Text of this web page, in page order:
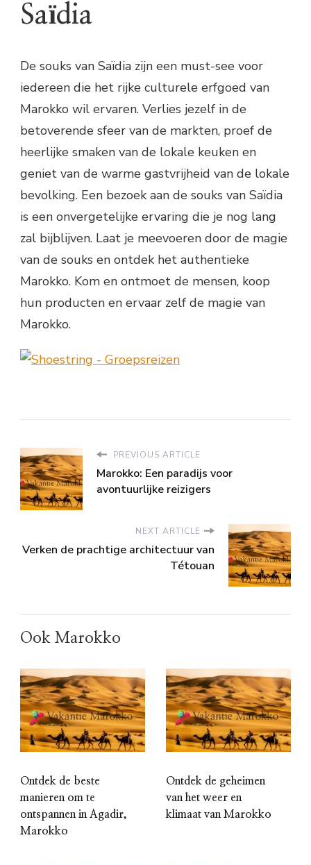
Saïdia
De souks van Saïdia zijn een must-see voor
iedereen die het rijke culturele erfgoed van
Marokko wil ervaren. Verlies jezelf in de
betoverende sfeer van de markten, proef de
heerlijke smaken van de lokale keuken en
geniet van de warme gastvrijheid van de lokale
bevolking. Een bezoek aan de souks van Saïdia
is een onvergetelijke ervaring die je nog lang
zal bijblijven. Laat je meevoeren door de magie
van de souks en ontdek het authentieke
Marokko. Kom en ontmoet de mensen, koop
hun producten en ervaar zelf de magie van
Marokko.
PREVIOUS ARTICLE
Marokko: Een paradijs voor
avontuurlijke reizigers
NEXT ARTICLE
Verken de prachtige architectuur van
Tétouan
Ook Marokko
Ontdek de beste
manieren om te
ontspannen in Agadir,
Marokko
Ontdek de geheimen
van het weer en
klimaat van Marokko